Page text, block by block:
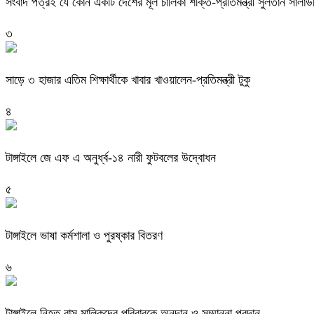
৩
সাড়ে ৩ হাজার এতিম শিক্ষার্থীকে খাবার খাওয়ালেন-প্রতিমন্ত্রী টুকু
৪
টাঙ্গাইলে জে এফ এ অনুর্ধ্ব-১৪ নারী ফুটবলের উদ্বোধন
৫
টাঙ্গাইলে ভাষা কর্মশালা ও পুরষ্কার বিতরণ
৬